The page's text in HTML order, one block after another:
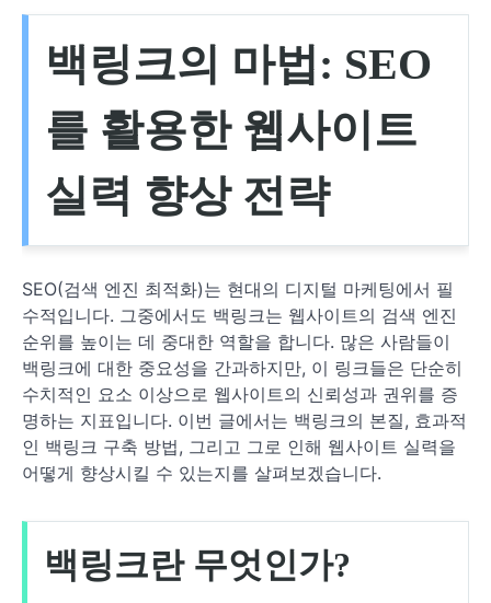
백링크의 마법: SEO
를 활용한 웹사이트
실력 향상 전략
SEO(검색 엔진 최적화)는 현대의 디지털 마케팅에서 필
수적입니다. 그중에서도 백링크는 웹사이트의 검색 엔진
순위를 높이는 데 중대한 역할을 합니다. 많은 사람들이
백링크에 대한 중요성을 간과하지만, 이 링크들은 단순히
수치적인 요소 이상으로 웹사이트의 신뢰성과 권위를 증
명하는 지표입니다. 이번 글에서는 백링크의 본질, 효과적
인 백링크 구축 방법, 그리고 그로 인해 웹사이트 실력을
어떻게 향상시킬 수 있는지를 살펴보겠습니다.
백링크란 무엇인가?